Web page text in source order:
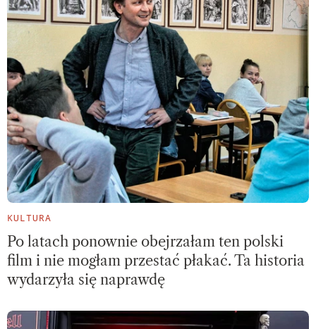
KULTURA
Po latach ponownie obejrzałam ten polski
film i nie mogłam przestać płakać. Ta historia
wydarzyła się naprawdę